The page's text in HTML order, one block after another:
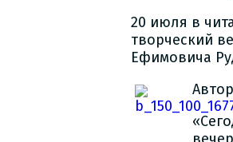
20 июля в
творческий
Ефимовича